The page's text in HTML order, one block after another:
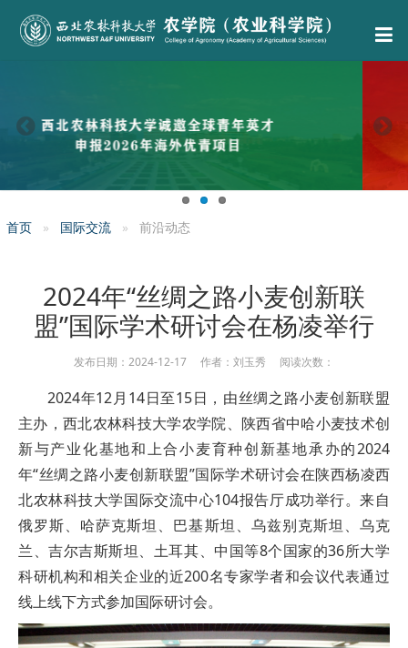
首页 国际交流 前沿动态
2024年“丝绸之路小麦创新联
盟”国际学术研讨会在杨凌举行
发布日期：2024-12-17 作者：刘玉秀 阅读次数：
2024年12月14日至15日，由丝绸之路小麦创新联盟
主办，西北农林科技大学农学院、陕西省中哈小麦技术创
新与产业化基地和上合小麦育种创新基地承办的2024
年“丝绸之路小麦创新联盟”国际学术研讨会在陕西杨凌西
北农林科技大学国际交流中心104报告厅成功举行。来自
俄罗斯、哈萨克斯坦、巴基斯坦、乌兹别克斯坦、乌克
兰、吉尔吉斯斯坦、土耳其、中国等8个国家的36所大学
科研机构和相关企业的近200名专家学者和会议代表通过
线上线下方式参加国际研讨会。